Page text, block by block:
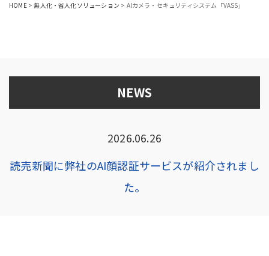
HOME>無人化・省人化ソリューション > AIカメラ・セキュリティシステム「VASS」
NEWS
2026.06.26
読売新聞に弊社のAI顔認証サービスが紹介されまし
た。